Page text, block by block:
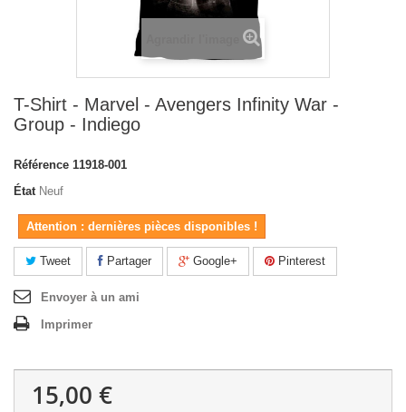
T-Shirt - Marvel - Avengers Infinity War -
Group - Indiego
Référence 11918-001
État Neuf
Attention : dernières pièces disponibles !
Tweet Partager Google+ Pinterest
Envoyer à un ami
Imprimer
15,00 €